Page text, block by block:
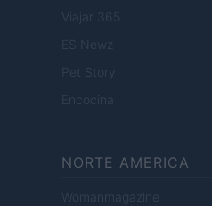
Viajar 365
ES Newz
Pet Story
Encocina
NORTE AMERICA
Womanmagazine